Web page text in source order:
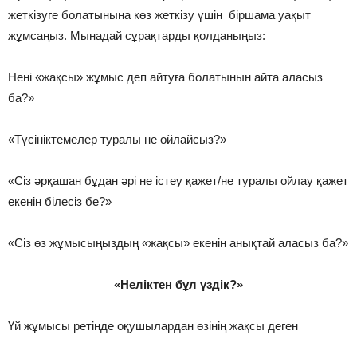
жеткізуге болатынына көз жеткізу үшін біршама уақыт
жұмсаңыз. Мынадай сұрақтарды қолданыңыз:
Нені «жақсы» жұмыс деп айтуға болатынын айта аласыз
ба?»
«Түсініктемелер туралы не ойлайсыз?»
«Сіз әрқашан бұдан әрі не істеу қажет/не туралы ойлау қажет
екенін білесіз бе?»
«Сіз өз жұмысыңыздың «жақсы» екенін анықтай аласыз ба?»
«Неліктен бұл үздік?»
Үй жұмысы ретінде оқушылардан өзінің жақсы деген